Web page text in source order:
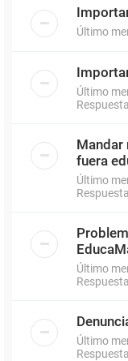
Último
Último
Mandar
fuera
Último
Último
Último